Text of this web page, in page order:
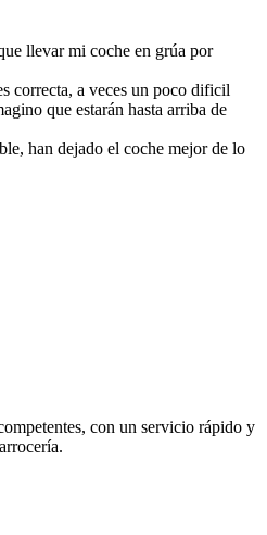
llevar mi coche en grúa por
correcta, a veces un poco dificil
que estarán hasta arriba de
han dejado el coche mejor de lo
con un servicio rápido y